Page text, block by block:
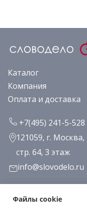
Каталог
Компания
Оплата и доставка
+7(495) 241-5-528
121059, г.
стр. 64, 3 этаж
info@slovodelo.ru
Заказать
Файлы cookie